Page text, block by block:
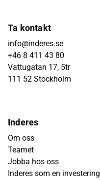
Ta kontakt
info@inderes.se
+46 8 411 43 80
Vattugatan 17, 5tr
111 52 Stockholm
Inderes
Om oss
Teamet
Jobba hos oss
Inderes som en investering